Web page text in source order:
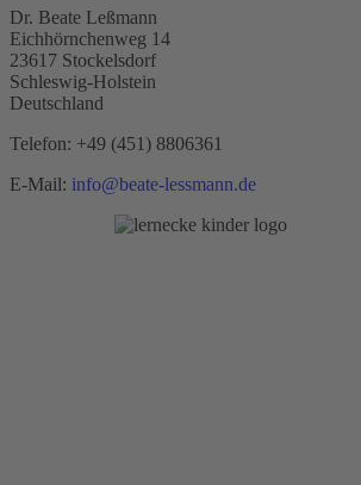
Dr. Beate Leßmann
Eichhörnchenweg 14
23617 Stockelsdorf
Schleswig-Holstein
Deutschland
Telefon: +49 (451) 8806361
E-Mail: info@beate-lessmann.de